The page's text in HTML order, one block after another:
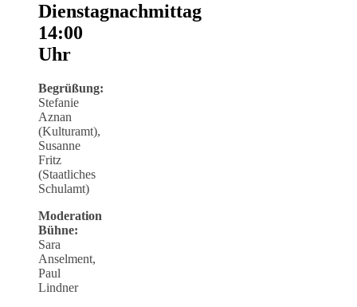
Dienstagnachmittag
14:00
Uhr
Begrüßung:
Stefanie
Aznan
(Kulturamt),
Susanne
Fritz
(Staatliches
Schulamt)
Moderation
Bühne:
Sara
Anselment,
Paul
Lindner